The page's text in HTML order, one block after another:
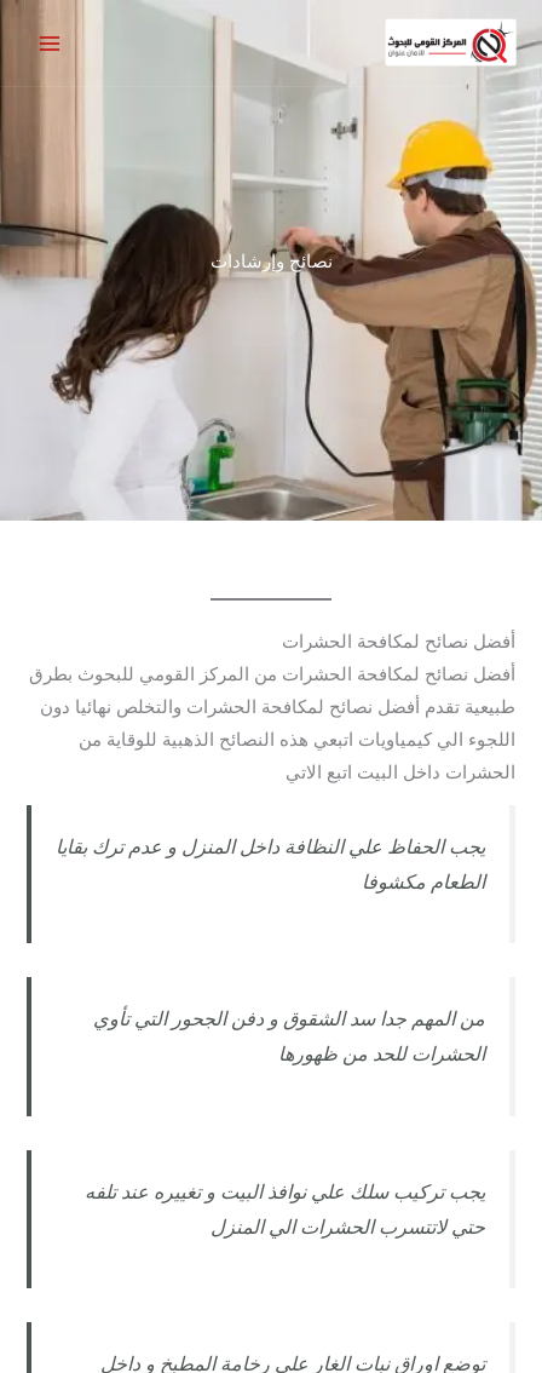
تخطي
إلى
المحتوى
نصائح وإرشادات
أفضل نصائح لمكافحة الحشرات
أفضل نصائح لمكافحة الحشرات من المركز القومي للبحوث بطرق
طبيعية تقدم أفضل نصائح لمكافحة الحشرات والتخلص نهائيا دون
اللجوء الي كيمياويات اتبعي هذه النصائح الذهبية للوقاية من
الحشرات داخل البيت اتبع الاتي
يجب الحفاظ علي النظافة داخل المنزل و عدم ترك بقايا
الطعام مكشوفا
من المهم جدا سد الشقوق و دفن الجحور التي تأوي
الحشرات للحد من ظهورها
يجب تركيب سلك علي نوافذ البيت و تغييره عند تلفه
حتي لاتتسرب الحشرات الي المنزل
توضع اوراق نبات الغار علي رخامة المطبخ و داخل